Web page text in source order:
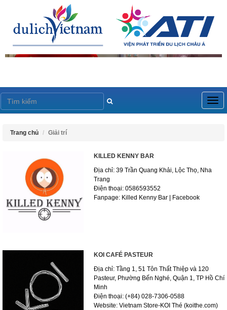
Trang chủ Giải trí
KILLED KENNY BAR
Địa chỉ: 39 Trần Quang Khải, Lộc Thọ, Nha
Trang
Điện thoại: 0586593552
Fanpage: Killed Kenny Bar | Facebook
KOI CAFÉ PASTEUR
Địa chỉ: Tầng 1, 51 Tôn Thất Thiệp và 120
Pasteur, Phường Bến Nghé, Quận 1, TP Hồ Chí
Minh
Điện thoại: (+84) 028-7306-0588
Website: Vietnam Store-KOI Thé (koithe.com)